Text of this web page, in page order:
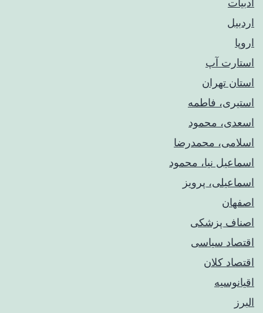
ادبیات
اردبیل
اروپا
استارت آپ
استان تهران
استیری، فاطمه
اسعدی، محمود
اسلامی، محمدرضا
اسماعیل نیا، محمود
اسماعیلی، پرویز
اصفهان
اصناف پزشکی
اقتصاد سیاسی
اقتصاد کلان
اقیانوسیه
البرز